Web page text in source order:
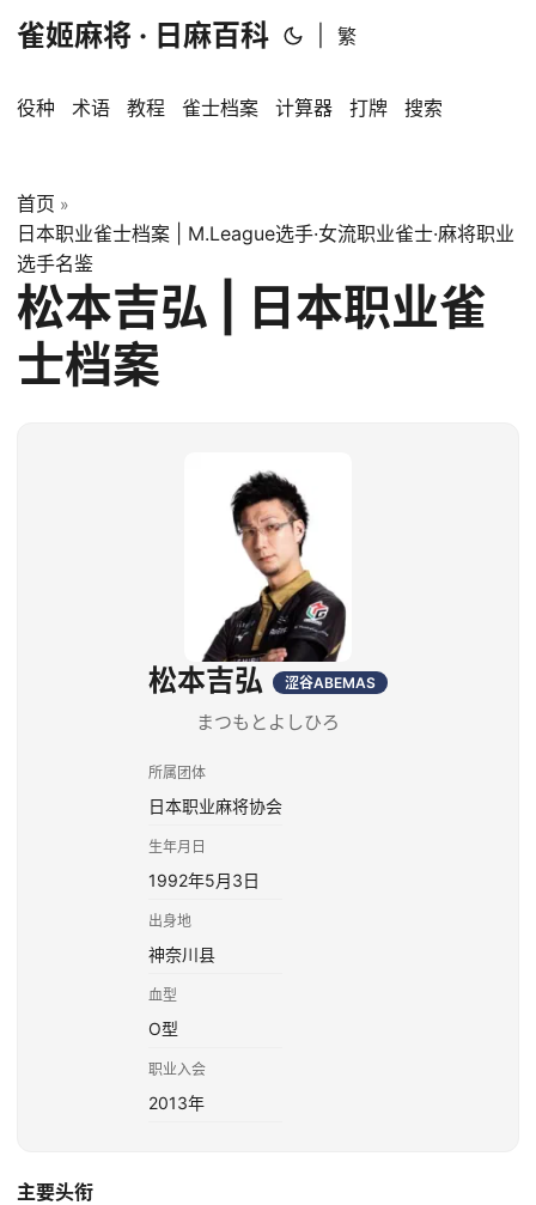
雀姬麻将 · 日麻百科 繁
役种 术语 教程 雀士档案 计算器 打牌 搜索
首页 »
日本职业雀士档案 | M.League选手·女流职业雀士·麻将职业
选手名鉴
松本吉弘 | 日本职业雀
士档案
松本吉弘 涩谷ABEMAS
まつもとよしひろ
所属团体
日本职业麻将协会
生年月日
1992年5月3日
出身地
神奈川县
血型
O型
职业入会
2013年
主要头衔